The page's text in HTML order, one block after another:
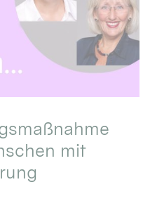
mit